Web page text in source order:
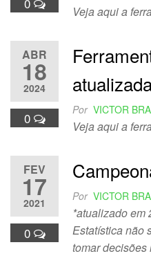
Veja aqui a
ABR
18
2024
0 Por VICTOR
Veja aqui a
FEV
17
2021
0
Por VICTOR
*atualizado em
Estatística não
tomar decisões